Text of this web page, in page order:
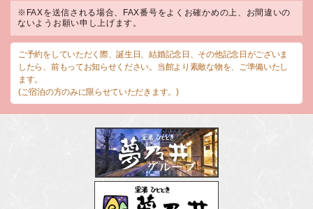
※FAXを送信される場合、FAX番号をよくお確かめの上、お間違いの
ないようお願い申し上げます。
ご予約をしていただく際、誕生日、結婚記念日、その他記念日がございま
したら、前もってお知らせください。当館より素敵な物を、ご準備いたし
ます。
(ご宿泊の方のみに限らせていただきます。)